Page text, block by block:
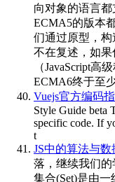
向对象的语言
ECMA5的版本
们通过原型，
不在复述，如
（JavaScript高
ECMA6终于至
Vuejs官方编码
Style Guide beta
specific code. If
t
JS中的算法与
落，继续我们的
集合(Set)是由